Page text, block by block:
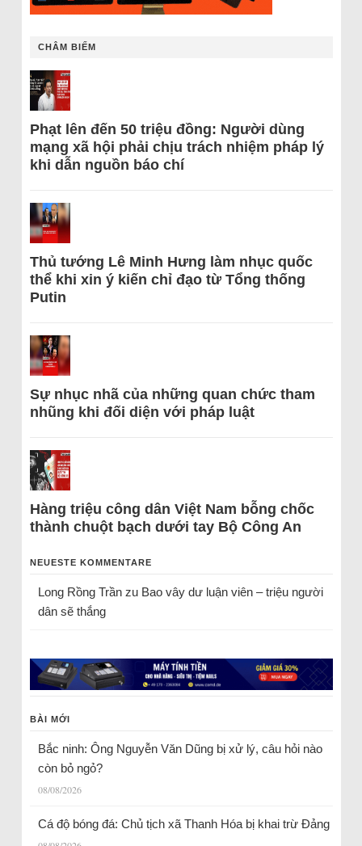
CHÂM BIẾM
Phạt lên đến 50 triệu đồng: Người dùng
mạng xã hội phải chịu trách nhiệm pháp lý
khi dẫn nguồn báo chí
Thủ tướng Lê Minh Hưng làm nhục quốc
thể khi xin ý kiến chỉ đạo từ Tổng thống
Putin
Sự nhục nhã của những quan chức tham
nhũng khi đối diện với pháp luật
Hàng triệu công dân Việt Nam bỗng chốc
thành chuột bạch dưới tay Bộ Công An
NEUESTE KOMMENTARE
Long Rồng Trầnzu Bao vây dư luận viên – triệu người
dân sẽ thắng
BÀI MỚI
Bắc ninh: Ông Nguyễn Văn Dũng bị xử lý, câu hỏi nào
còn bỏ ngỏ?
08/08/2026
Cá độ bóng đá: Chủ tịch xã Thanh Hóa bị khai trừ Đảng